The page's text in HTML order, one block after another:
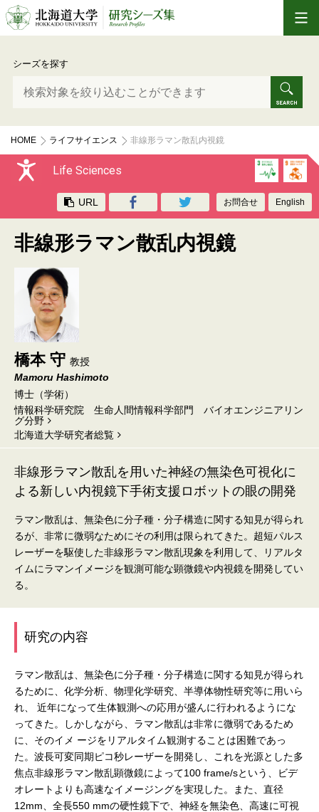
シーズを探す
HOME ライフサイエンス 非線形ラマン散乱内視鏡
Life Sciences
URL お問合せ English
非線形ラマン散乱内視鏡
橋本 守 教授
Mamoru Hashimoto
博士（学術）
情報科学研究院 生命人間情報科学部門 バイオエンジニアリン
グ分野
北海道⼤学研究者総覧
非線形ラマン散乱を用いた神経の無染色可視化に
よる新しい内視鏡下手術支援ロボットの眼の開発
ラマン散乱は、無染色に分子種・分子構造に関する知見が得られ
るが、非常に微弱なためにその利用は限られてきた。超短パルス
レーザーを駆使した非線形ラマン散乱現象を利用して、リアルタ
イムにラマンイメージを観測可能な顕微鏡や内視鏡を開発してい
る。
研究の内容
ラマン散乱は、無染色に分子種・分子構造に関する知見が得られ
るために、化学分析、物理化学研究、半導体物性研究等に用いら
れ、 近年になって生体観測への応用が盛んに行われるようにな
ってきた。しかしながら、ラマン散乱は非常に微弱であるため
に、そのイメ ージをリアルタイム観測することは困難であっ
た。波長可変同期ピコ秒レーザーを開発し、これを光源とした多
焦点非線形ラマン散乱顕微鏡によって100 frame/sという、ビデ
オレートよりも高速なイメージングを実現した。また、直径
12mm、全長550 mmの硬性鏡下で、神経を無染色、高速に可視